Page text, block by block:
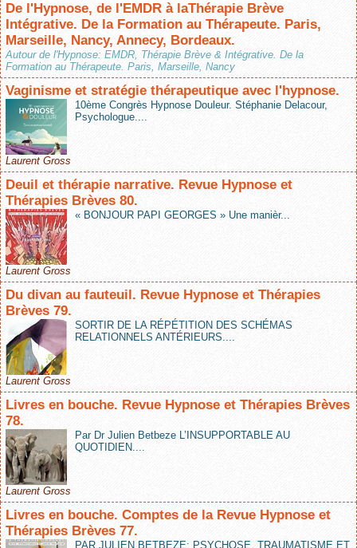
De l'Hypnose, de l'EMDR à laThérapie Brève
Intégrative. De la Formation au Thérapeute. Paris,
Marseille, Nancy, Annecy, Bordeaux.
Autour de l'Hypnose: EMDR, Thérapie Brève & Intégrative. De la
Formation au Thérapeute. Paris, Marseille, Nancy
Vaginisme et stratégie thérapeutique avec l'hypnose.
10ème Congrès Hypnose Douleur. Stéphanie Delacour,
Psychologue....
Laurent Gross
Deuil et thérapie narrative. Revue Hypnose et
Thérapies Brèves 80.
« BONJOUR PAPI GEORGES » Une manièr...
Laurent Gross
Du divan au fauteuil. Revue Hypnose et Thérapies
Brèves 79.
SORTIR DE LA RÉPÉTITION DES SCHÉMAS
RELATIONNELS ANTÉRIEURS....
Laurent Gross
Livres en bouche. Revue Hypnose et Thérapies Brèves
78.
Par Dr Julien Betbeze L’INSUPPORTABLE AU
QUOTIDIEN....
Laurent Gross
Livres en bouche. Comptes de la Revue Hypnose et
Thérapies Brèves 77.
PAR JULIEN BETBEZE: PSYCHOSE, TRAUMATISME ET